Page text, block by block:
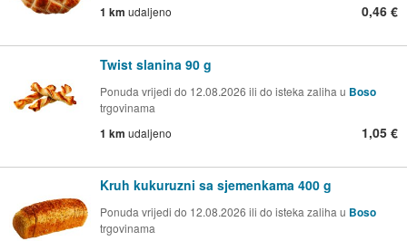
1 km udaljeno 0,46 €
Twist slanina 90 g
Ponuda vrijedi do 12.08.2026 ili do isteka zaliha u Boso
trgovinama
1 km udaljeno 1,05 €
Kruh kukuruzni sa sjemenkama 400 g
Ponuda vrijedi do 12.08.2026 ili do isteka zaliha u Boso
trgovinama